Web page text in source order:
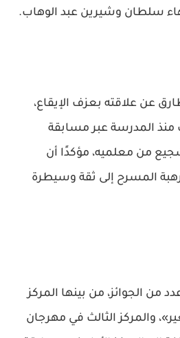
سلطان وشيرين عبد الوهاب.
عن علاقته بعزف الإيقاع،
منذ المدرسة عبر مسابقة
من معلميه، مؤكدًا أن
المسرح إلى ثقة وسيطرة
من الجوائز، من بينها المركز
والمركز الثالث في مهرجان